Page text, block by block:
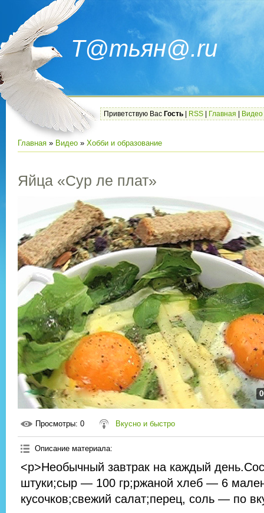
Т@тьян@.ru
Приветствую Вас Гость RSS Главная Видео
Главная » Видео » Хобби и образование
Яйца «Сур ле плат»
Просмотры: 0 Вкусно и быстро
Описание материала:
<p>Необычный завтрак на каждый
штуки;сыр — 100 гр;ржаной хлеб — 6
кусочков;свежий салат;перец, соль — по